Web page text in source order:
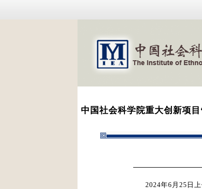
中国社会科学院重大创新项
2024年6月25日